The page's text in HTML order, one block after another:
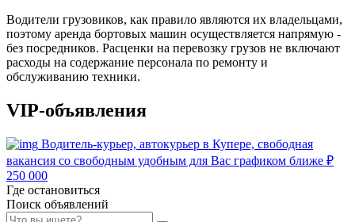
Водители грузовиков, как правило являются их владельцами,
поэтому аренда бортовых машин осуществляется напрямую -
без посредников. Расценки на перевозку грузов не включают
расходы на содержание персонала по ремонту и
обслуживанию техники.
VIP-объявления
Водитель-курьер, автокурьер в Купере, свободная
вакансия со свободным удобным для Вас графиком ближе ₽
250 000
Где остановиться
Поиск объявлений